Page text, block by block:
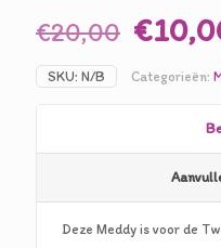
€20,00
prijs
was:
€
SKU: N/B Categorieën:
Deze Meddy is voor de